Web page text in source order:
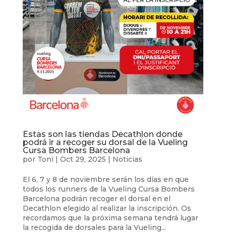
Estas son las tiendas Decathlon donde
podrá ir a recoger su dorsal de la Vueling
Cursa Bombers Barcelona
por Toni Oct 29, 2025 Noticias
El 6, 7 y 8 de noviembre serán los días en que
todos los runners de la Vueling Cursa Bombers
Barcelona podrán recoger el dorsal en el
Decathlon elegido al realizar la inscripción. Os
recordamos que la próxima semana tendrá lugar
la recogida de dorsales para la Vueling...